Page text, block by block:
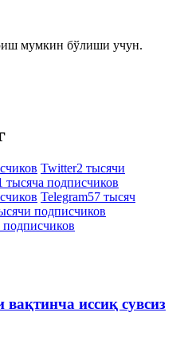
мумкин бўлиши учун.
Twitter2 тысячи
тысяча подписчиков
Telegram57 тысяч
подписчиков
подписчиков
иссиқ сувсиз